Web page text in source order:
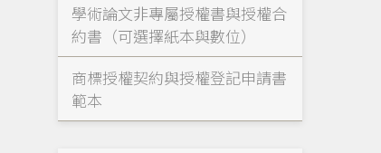
學術論文非專屬授權書與授權合
約書（可選擇紙本與數位）
商標授權契約與授權登記申請書
範本